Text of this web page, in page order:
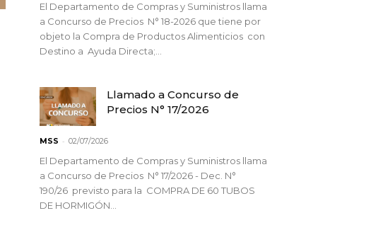
El Departamento de Compras y Suministros llama
a Concurso de Precios N° 18-2026 que tiene por
objeto la Compra de Productos Alimenticios con
Destino a Ayuda Directa;...
Llamado a Concurso de
Precios N° 17/2026
MSS - 02/07/2026
El Departamento de Compras y Suministros llama
a Concurso de Precios N° 17/2026 - Dec. N°
190/26 previsto para la COMPRA DE 60 TUBOS
DE HORMIGÓN...